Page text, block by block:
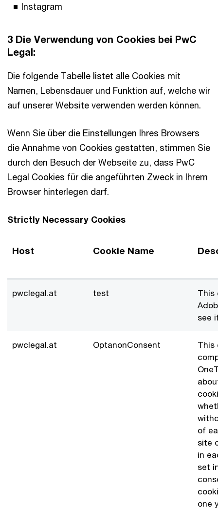
Instagram
3 Die Verwendung von Cookies bei PwC
Legal:
Die folgende Tabelle listet alle Cookies mit
Namen, Lebensdauer und Funktion auf, welche wir
auf unserer Website verwenden werden können.
Wenn Sie über die Einstellungen Ihres Browsers
die Annahme von Cookies gestatten, stimmen Sie
durch den Besuch der Webseite zu, dass PwC
Legal Cookies für die angeführten Zweck in Ihrem
Browser hinterlegen darf.
Strictly Necessary Cookies
Host Cookie Name
pwclegal.at test
This
see
pwclegal.at OptanonConsent
This
of
site
in
set
one